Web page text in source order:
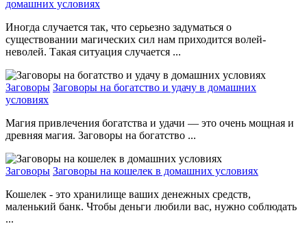
домашних условиях
Иногда случается так, что серьезно задуматься о
существовании магических сил нам приходится волей-
неволей. Такая ситуация случается ...
Заговоры Заговоры на богатство и удачу в домашних
условиях
Магия привлечения богатства и удачи — это очень мощная и
древняя магия. Заговоры на богатство ...
Заговоры Заговоры на кошелек в домашних условиях
Кошелек - это хранилище ваших денежных средств,
маленький банк. Чтобы деньги любили вас, нужно соблюдать
...